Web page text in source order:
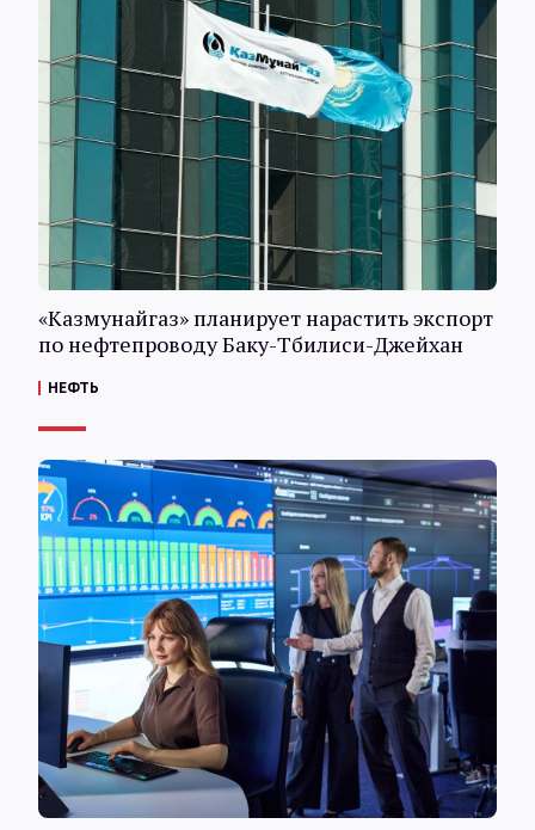
«Казмунайгаз» планирует нарастить экспорт
по нефтепроводу Баку-Тбилиси-Джейхан
НЕФТЬ